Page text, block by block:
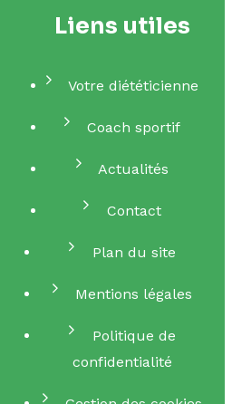
Liens utiles
Votre diététicienne
Coach sportif
Actualités
Contact
Plan du site
Mentions légales
Politique de
confidentialité